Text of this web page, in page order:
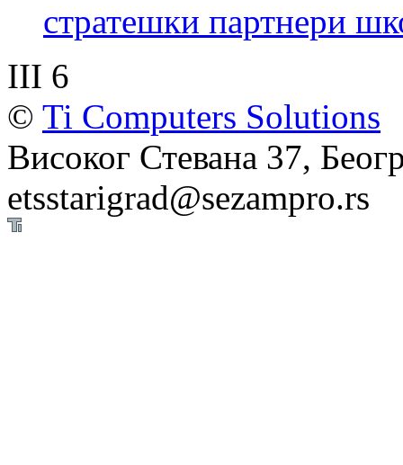
стратешки партнери
III 6
© Ti Computers Solutions
Високог Стевана 37,
etsstarigrad@sezampro.rs